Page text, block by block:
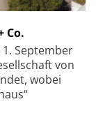
Co.
September
von
wobei